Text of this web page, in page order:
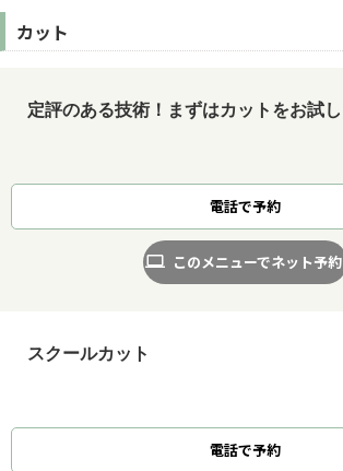
美容クリニック
カット
定評のある技術！まずはカットをお試
電話で予約
このメニューでネット予約
スクールカット
電話で予約